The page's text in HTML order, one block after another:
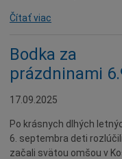
Čítať viac
Bodka za
prázdninami
17.09.2025
Po krásnych dlhých
6. septembra deti
začali svätou omšou v